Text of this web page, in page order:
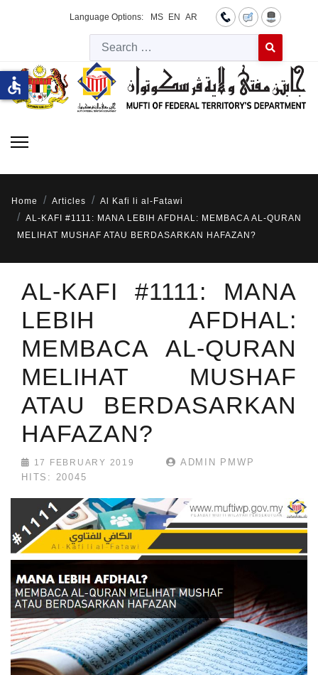
Language Options: MS EN AR
Type 2 or
Home Articles
Al Kafi li al-Fatawi
AL-KAFI #1111: MANA LEBIH AFDHAL: MEMBACA AL-QURAN
MELIHAT MUSHAF ATAU BERDASARKAN HAFAZAN?
AL-KAFI #1111: MANA
LEBIH AFDHAL:
MEMBACA AL-QURAN
MELIHAT MUSHAF
ATAU BERDASARKAN
HAFAZAN?
17 FEBRUARY 2019
ADMIN PMWP
HITS: 20045
accessible